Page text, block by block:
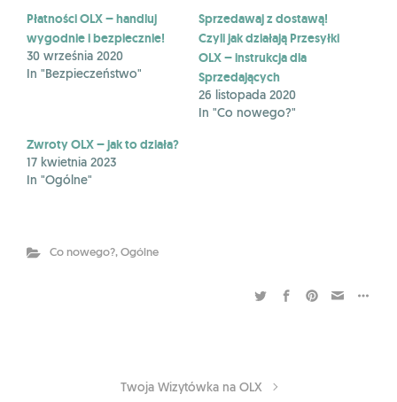
Płatności OLX – handluj
wygodnie i bezpiecznie!
30 września 2020
In "Bezpieczeństwo"
Sprzedawaj z dostawą!
Czyli jak działają Przesyłki
OLX – instrukcja dla
Sprzedających
26 listopada 2020
In "Co nowego?"
Zwroty OLX – jak to działa?
17 kwietnia 2023
In "Ogólne"
Co nowego?, Ogólne
Twoja Wizytówka na OLX